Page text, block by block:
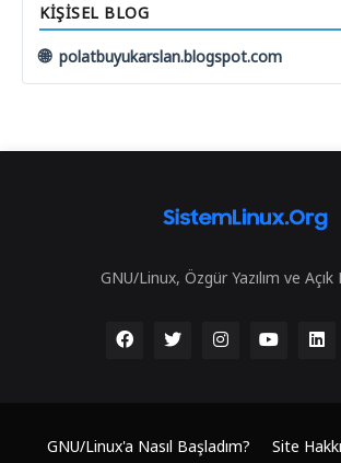
KIŞISEL BLOG
🌐 polatbuyukarslan.blogspot.com
GNU/Linux, Özgür Yazılım ve Açık
GNU/Linux'a Nasıl Başladım? Site